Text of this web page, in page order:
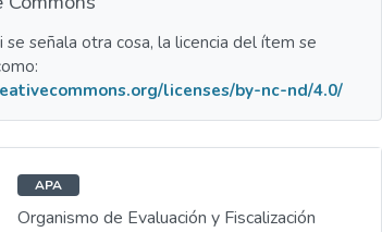
se señala otra cosa, la licencia del ítem se
licenses/by-nc-nd/4.0/
APA
Organismo de Evaluación y Fiscalización